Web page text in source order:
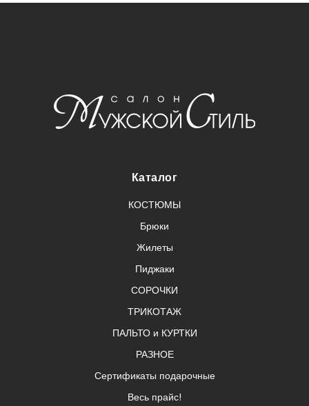
Каталог
КОСТЮМЫ
Брюки
Жилеты
Пиджаки
СОРОЧКИ
ТРИКОТАЖ
ПАЛЬТО и КУРТКИ
РАЗНОЕ
Сертификаты подарочные
Весь прайс!